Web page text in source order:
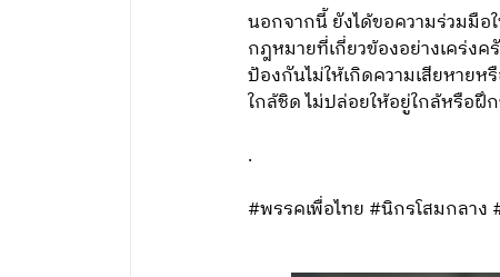
นอกจากนี้ ยังได้ขอความร่วมมือ
กฎหมายที่เกี่ยวข้องอย่างเคร่ง
ป้องกันไม่ให้เกิดความเสียหาย
ใกล้ชิด ไม่ปล่อยให้อยู่ใกล้หรือ
.
#พรรคเพื่อไทย #นิกรโสมกลา